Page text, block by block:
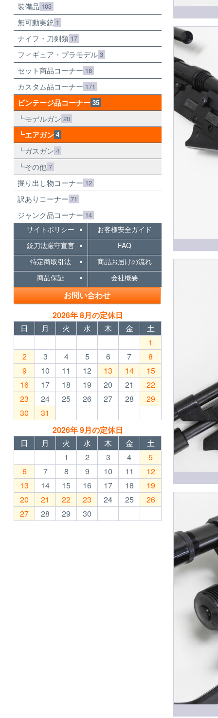
装備品 103
無可動実銃 1
ナイフ・刀剣類 17
フィギュア・プラモデル 3
セット商品コーナー 18
カスタム品コーナー 171
ビンテージ品コーナー 35
モデルガン 20
エアガン 4
ガスガン 4
その他 7
掘り出し物コーナー 12
訳ありコーナー 71
ジャンク品コーナー 14
サイトポリシー
お客様安全ガイド
銃刀法厳守宣言
FAQ
特定商取引法
商品お届けの流れ
商品保証
会社概要
お問い合わせ
2026年 8月の定休日
日
月 火 水 木 金
土
1
2
3 4 5 6 7
8
9
10 11 12 13 14
15
16
17 18 19 20 21
22
23
24 25 26 27 28
29
30
31
2026年 9月の定休日
日
月 火 水 木 金
土
1
2 3 4
5
6
7 8 9 10 11
12
13
14 15 16 17 18
19
20
21 22 23 24 25
26
27
28 29 30